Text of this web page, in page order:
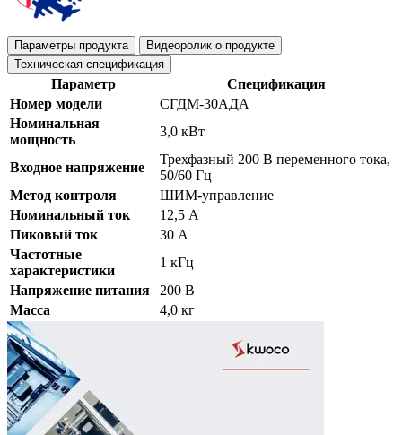
Параметры продукта
Видеоролик о продукте
Техническая спецификация
Параметр
Спецификация
Номер модели
СГДМ-30АДА
Номинальная
мощность
3,0 кВт
Входное напряжение
Трехфазный 200 В переменного тока,
50/60 Гц
Метод контроля
ШИМ-управление
Номинальный ток
12,5 А
Пиковый ток
30 А
Частотные
характеристики
1 кГц
Напряжение питания
200 В
Масса
4,0 кг